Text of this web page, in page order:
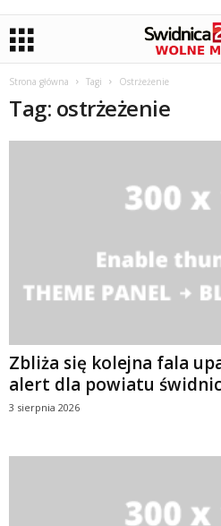
Strona główna Tagi Ostrżeżenie
Tag: ostrżeżenie
Zbliża się kolejna fala
alert dla powiatu
3 sierpnia 2026